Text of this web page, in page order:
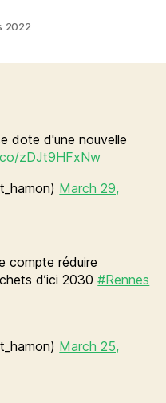
2022
dote d'une nouvelle
zDJt9HFxNw
March 29,
compte réduire
d’ici 2030#Rennes
March 25,